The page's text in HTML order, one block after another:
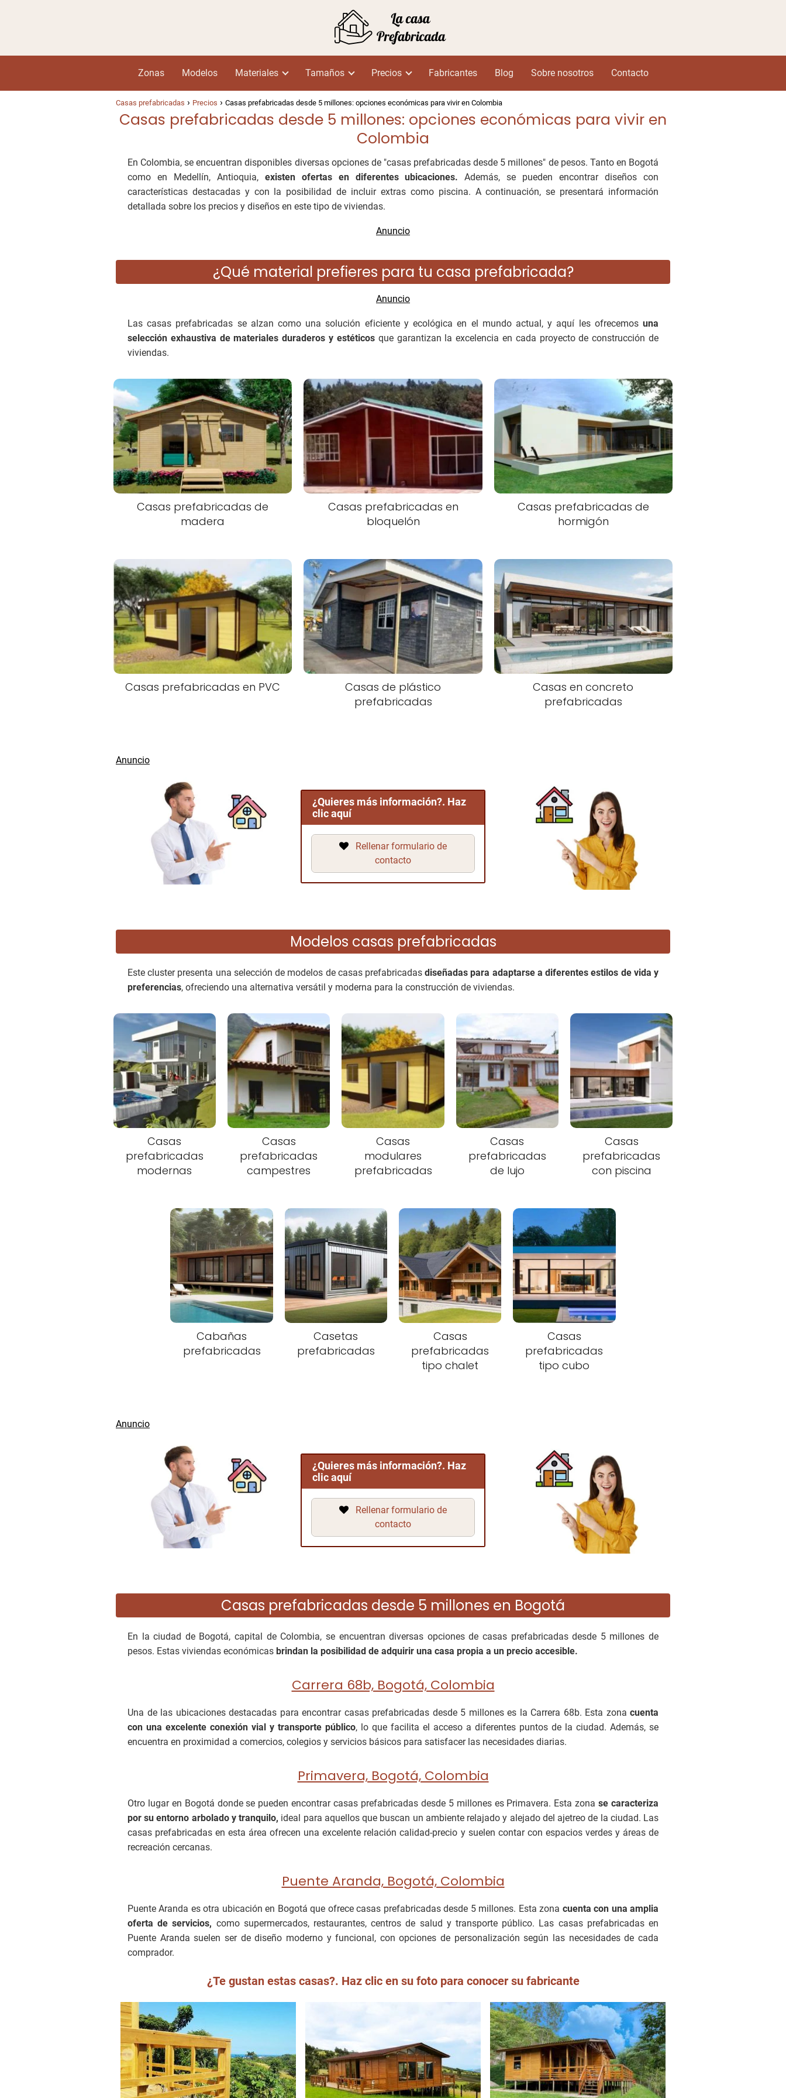
Zonas Modelos Materiales Tamaños Precios Fabricantes Blog Sobre nosotros Contacto
Casas prefabricadas Precios Casas prefabricadas desde 5 millones: opciones económicas para vivir en Colombia
Casas prefabricadas desde 5 millones: opciones económicas para vivir en
Colombia
En Colombia, se encuentran disponibles diversas opciones de "casas prefabricadas desde 5 millones" de pesos. Tanto en Bogotá
como en Medellín, Antioquia,existen ofertas en diferentes ubicaciones.Además, se pueden encontrar diseños con
características destacadas y con la posibilidad de incluir extras como piscina. A continuación, se presentará información
detallada sobre los precios y diseños en este tipo de viviendas.
¿Qué material prefieres para tu casa prefabricada?
Las casas prefabricadas se alzan como una solución eficiente y ecológica en el mundo actual, y aquí les ofrecemos una
selección exhaustiva de materiales duraderos y estéticos que garantizan la excelencia en cada proyecto de construcción de
viviendas.
Casas prefabricadas de
madera
Casas prefabricadas en
bloquelón
Casas prefabricadas de
hormigón
Casas prefabricadas en PVC
Casas de plástico
prefabricadas
Casas en concreto
prefabricadas
¿Quieres más información?. Haz
clic aquí
Rellenar formulario de
contacto
Modelos casas prefabricadas
Este cluster presenta una selección de modelos de casas prefabricadasdiseñadas para adaptarse a diferentes estilos de vida y
preferencias, ofreciendo una alternativa versátil y moderna para la construcción de viviendas.
Casas
prefabricadas
modernas
Casas
prefabricadas
campestres
Casas
modulares
prefabricadas
Casas
prefabricadas
de lujo
Casas
prefabricadas
con piscina
Cabañas
prefabricadas
Casetas
prefabricadas
Casas
prefabricadas
tipo chalet
Casas
prefabricadas
tipo cubo
¿Quieres más información?. Haz
clic aquí
Rellenar formulario de
contacto
Casas prefabricadas desde 5 millones en Bogotá
En la ciudad de Bogotá, capital de Colombia, se encuentran diversas opciones de casas prefabricadas desde 5 millones de
pesos. Estas viviendas económicas brindan la posibilidad de adquirir una casa propia a un precio accesible.
Carrera 68b, Bogotá, Colombia
Una de las ubicaciones destacadas para encontrar casas prefabricadas desde 5 millones es la Carrera 68b. Esta zona cuenta
con una excelente conexión vial y transporte público, lo que facilita el acceso a diferentes puntos de la ciudad. Además, se
encuentra en proximidad a comercios, colegios y servicios básicos para satisfacer las necesidades diarias.
Primavera, Bogotá, Colombia
Otro lugar en Bogotá donde se pueden encontrar casas prefabricadas desde 5 millones es Primavera. Esta zonase caracteriza
por su entorno arbolado y tranquilo, ideal para aquellos que buscan un ambiente relajado y alejado del ajetreo de la ciudad. Las
casas prefabricadas en esta área ofrecen una excelente relación calidad-precio y suelen contar con espacios verdes y áreas de
recreación cercanas.
Puente Aranda, Bogotá, Colombia
Puente Aranda es otra ubicación en Bogotá que ofrece casas prefabricadas desde 5 millones. Esta zona cuenta con una amplia
oferta de servicios, como supermercados, restaurantes, centros de salud y transporte público. Las casas prefabricadas en
Puente Aranda suelen ser de diseño moderno y funcional, con opciones de personalización según las necesidades de cada
comprador.
¿Te gustan estas casas?. Haz clic en su foto para conocer su fabricante